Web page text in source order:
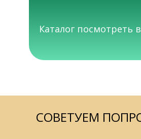
Каталог посмотреть
СОВЕТУЕМ